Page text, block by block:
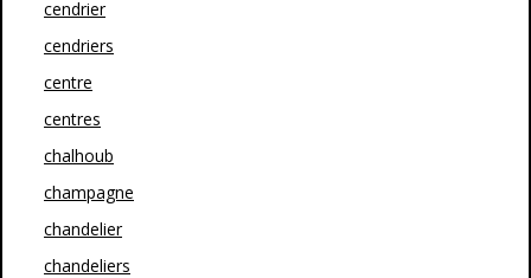
cendrier
cendriers
centre
centres
chalhoub
champagne
chandelier
chandeliers